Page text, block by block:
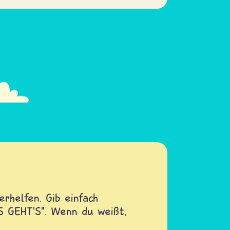
Gib einfach
Wenn du weißt,